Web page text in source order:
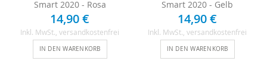
Smart 2020 - Rosa
14,90 €
Inkl. MwSt. , versandkostenfrei
IN DEN WARENKORB
Smart 2020 - Gelb
14,90 €
Inkl. MwSt. , versandkostenfrei
IN DEN WARENKORB